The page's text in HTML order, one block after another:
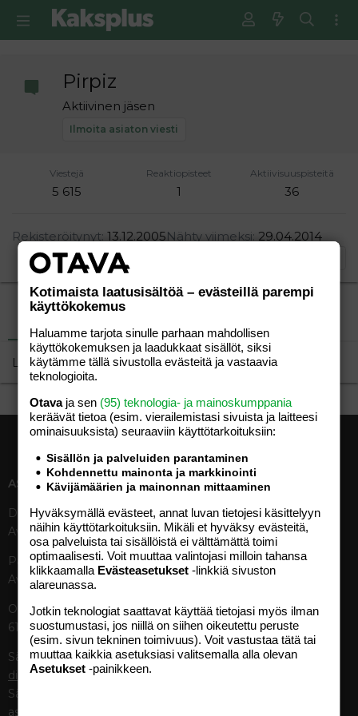
Ilmoita asiaton viesti
Pirpiz
Aktiivinen jäsen
Viestejä
5 615
Reaktiopisteet
1
Aktiivisuuspisteitä
36
Rekisteröitynyt 13.12.2005Nähty viimeksi 29.04.2014
Uusimmat viestit
Lataa…
ASIAKASPALVELU
Digipalvelut (09) 156 6227
Avoinna ma–pe 8–19
Painettu lehti (09) 156 665
Avoinna ma–pe 8–19
Otavamedian vaihde (09) 156
61
Sähköposti (digi)
digi@otavamedia.fi
Sähköposti
asiakaspalvelu@otavamedia.fi
MEDIATIEDOT
Tekniset tiedot, aikataulut ja
ilmoitushinnat
Tietoa verkon kävijöistä
Tietosuojaseloste
Käyttöehdot
TUOTTEET
Kotimaista laatusisältöä – evästeillä parempi
käyttökokemus
Haluamme tarjota sinulle parhaan mahdollisen
käyttökokemuksen ja laadukkaat sisällöt, siksi
käytämme tällä sivustolla evästeitä ja vastaavia
teknologioita.
Otavaja sen (95) teknologia- ja mainoskumppania
keräävät tietoa (esim. vierailemis­tasi sivuista ja laitteesi
ominaisuuk­sista) seuraaviin käyttötarkoituksiin:
Sisällön ja palveluiden parantaminen
Kohdennettu mainonta ja markkinointi
Kävijämäärien ja mainonnan mittaaminen
Hyväksymällä evästeet, annat luvan tietojesi käsittelyyn
näihin käyttötarkoituksiin. Mikäli et hyväksy evästeitä,
osa palveluista tai sisällöistä ei välttämättä toimi
optimaalisesti. Voit muuttaa valintojasi milloin tahansa
klikkaamalla Evästeasetukset -linkkiä sivuston
alareunassa.
Jotkin teknologiat saattavat käyttää tietojasi myös ilman
suostumustasi, jos niillä on siihen oikeutettu peruste
(esim. sivun tekninen toimivuus). Voit vastustaa tätä tai
muuttaa kaikkia asetuksiasi valitsemalla alla olevan
Asetukset -painikkeen.